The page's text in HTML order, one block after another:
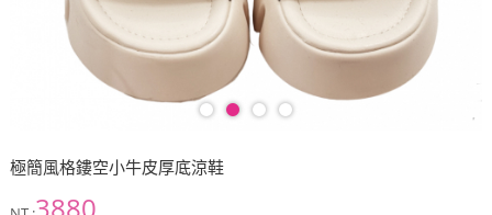
極簡風格鏤空小牛皮厚底涼鞋